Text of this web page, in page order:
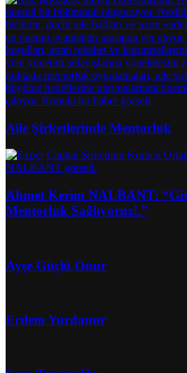
Aile Şirketlerinde Mentorluk
Ahmet Kerim NALBANT:
Mentorluk Sağlıyoruz!.”
Ayşe Güçlü Onur
Erdem Yurdanur